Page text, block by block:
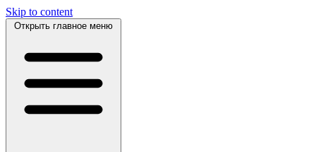
Skip to content
Открыть главное меню